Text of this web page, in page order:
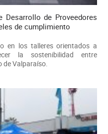
Desarrollo de Proveedores
de cumplimiento
en los talleres orientados a
la sostenibilidad entre
de Valparaíso.